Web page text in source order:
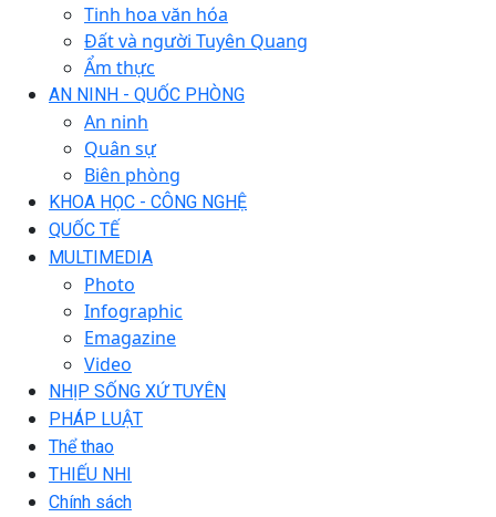
Tinh hoa văn hóa
Đất và người Tuyên Quang
Ẩm thực
AN NINH - QUỐC PHÒNG
An ninh
Quân sự
Biên phòng
KHOA HỌC - CÔNG NGHỆ
QUỐC TẾ
MULTIMEDIA
Photo
Infographic
Emagazine
Video
NHỊP SỐNG XỨ TUYÊN
PHÁP LUẬT
Thể thao
THIẾU NHI
Chính sách